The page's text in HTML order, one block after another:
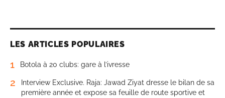
LES ARTICLES POPULAIRES
1 Botola à 20 clubs: gare à l’ivresse
2
Interview Exclusive. Raja: Jawad Ziyat dresse le bilan de sa
première année et expose sa feuille de route sportive et